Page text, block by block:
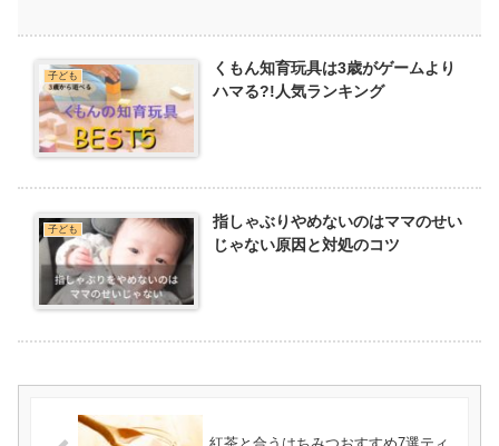
子ども
くもん知育玩具は3歳がゲームより
ハマる?!人気ランキング
子ども
指しゃぶりやめないのはママのせい
じゃない原因と対処のコツ